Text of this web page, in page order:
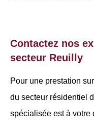
Contactez nos
secteur Reuilly
Pour une prestation
du secteur résidentiel
spécialisée est à votre